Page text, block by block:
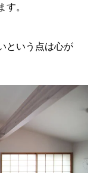
す。
という点は心が